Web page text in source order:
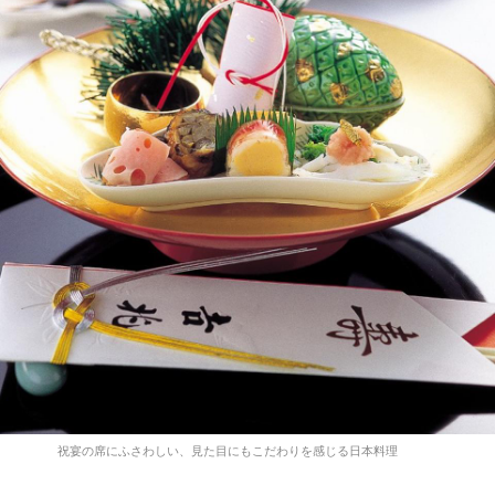
祝宴の席にふさわしい、見た目にもこだわりを感じる日本料理